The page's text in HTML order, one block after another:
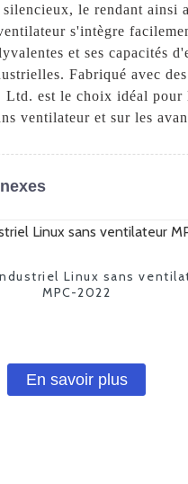
le rendant ainsi
s'intègre
et ses capacités
Fabriqué avec
est le choix idéal pour
ventilateur et sur les
Linux sans
MPC-2022
En savoir plus